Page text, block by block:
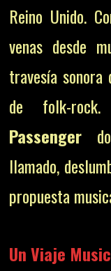
Reino Unido.
venas desde
travesía
de folk-
Passenger
llamado,
propuesta
Un Viaje